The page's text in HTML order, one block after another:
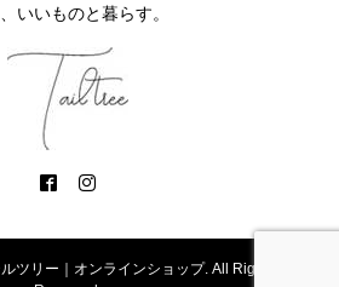
いいものと暮らす。
ツリー｜オンラインショップ. All Rights